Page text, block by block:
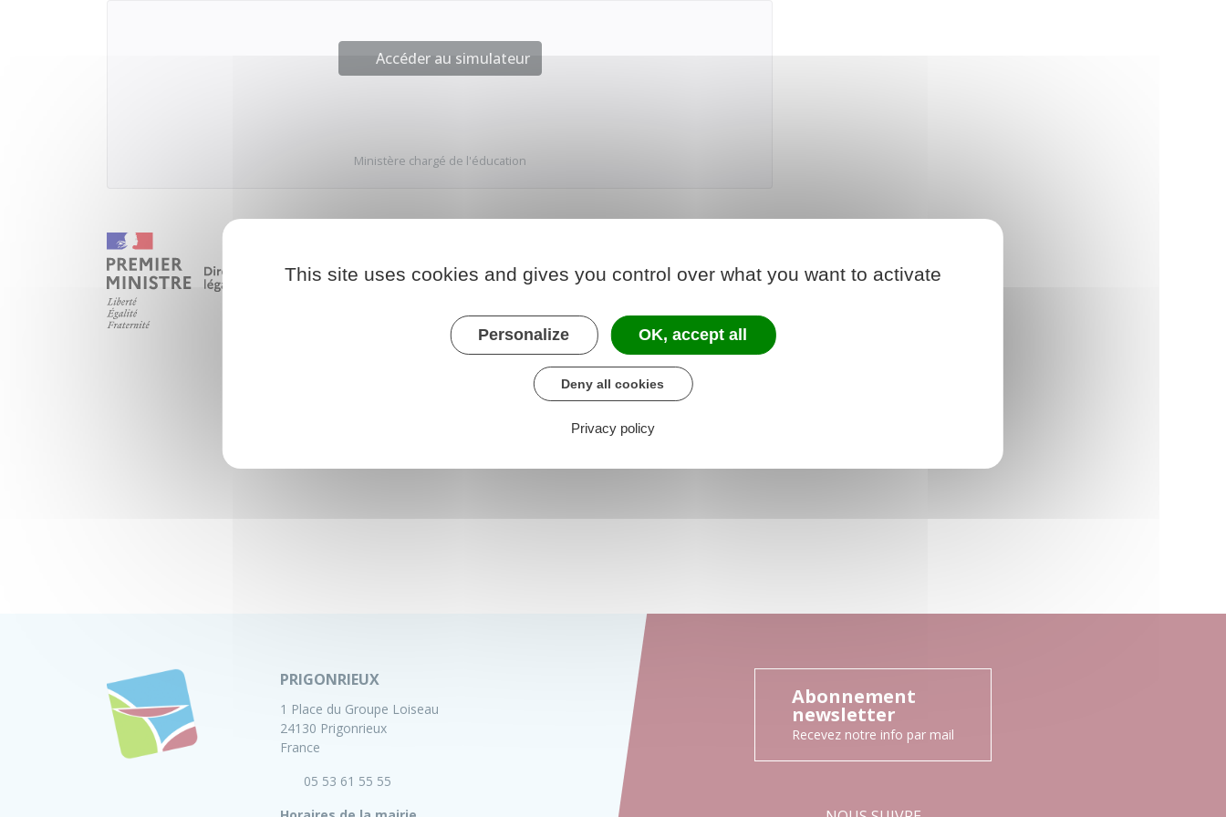
Accéder au simulateur
Ministère chargé de l'éducation
PRIGONRIEUX
1 Place du Groupe Loiseau
24130 Prigonrieux
France
05 53 61 55 55
Abonnement
newsletter
Recevez notre info par mail
This site uses cookies and gives you control over what you want to activate
Personalize OK, accept all
Deny all cookies
Privacy policy